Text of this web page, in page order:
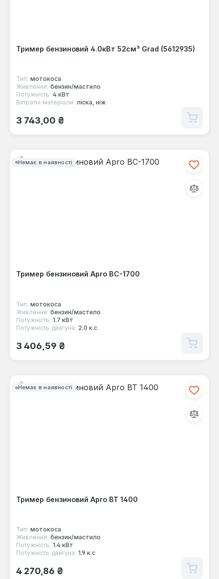
Тример бензиновий 4.0кВт 52см³ Grad (5612935)
Тип: мотокоса
Живлення: бензин/мастило
Потужність: 4 кВт
Витратні матеріали: ліска, ніж
Звичайна ціна:
3 743,00 ₴
Немає в наявності
Тример бензиновий Apro BC-1700
Тип: мотокоса
Живлення: бензин/мастило
Потужність: 1.7 кВт
Потужність двигуна: 2.0 к.с
Звичайна ціна:
3 406,59 ₴
Немає в наявності
Тример бензиновий Apro ВТ 1400
Тип: мотокоса
Живлення: бензин/мастило
Потужність: 1.4 кВт
Потужність двигуна: 1.9 к.с
Звичайна ціна:
4 270,86 ₴